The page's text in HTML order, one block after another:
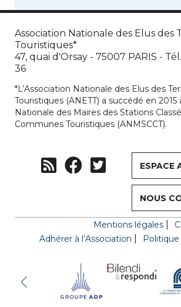
Association Nationale des Elus des
Touristiques*
47, quai d'Orsay - 75007 PARIS - Tél.
36
*L’Association Nationale des Elus des
Touristiques (ANETT) a succédé en 2015
Nationale des Maires des Stations
Communes Touristiques (ANMSCCT).
ESPACE
NOUS
Mentions légales
Adhérer à l’Association
Politique